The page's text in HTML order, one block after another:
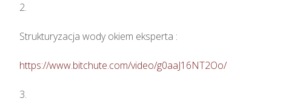
2.
Strukturyzacja wody okiem eksperta :
https://www.bitchute.com/video/g0aaJ16NT2Oo/
3.